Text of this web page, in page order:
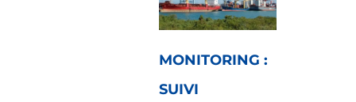
MONITORING :
SUIVI